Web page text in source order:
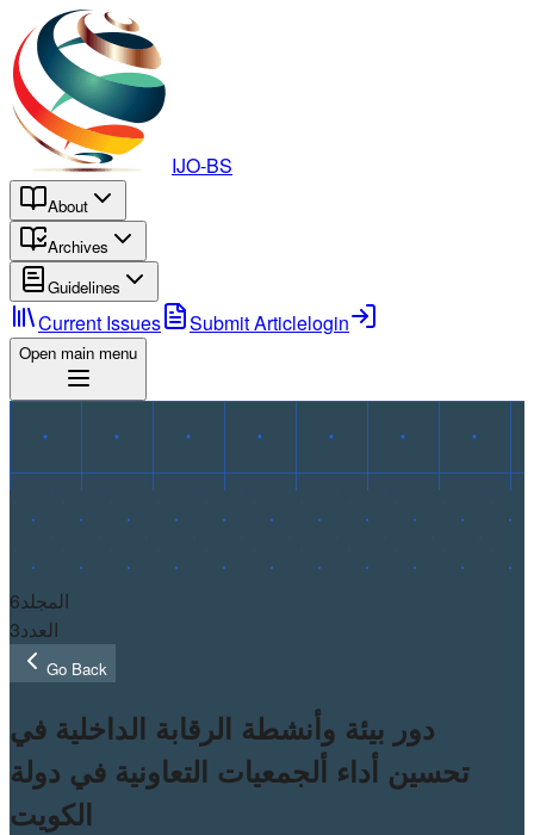
IJO-BS
About
Archives
Guidelines
Current Issues Submit Articlelogin
Open main menu
6المجلد
3العدد
Go Back
دور بيئة وأنشطة الرقابة الداخلية في
تحسين أداء ألجمعيات التعاونية في دولة
الكويت